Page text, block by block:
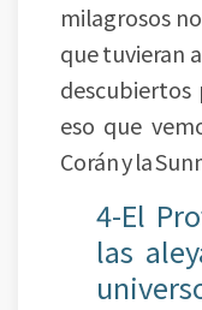
milagrosos
que tuvieran
eso que
Corán y la
4-El
las